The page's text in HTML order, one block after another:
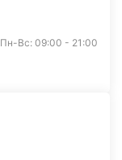
Пн-Вс: 09:00 - 21:00